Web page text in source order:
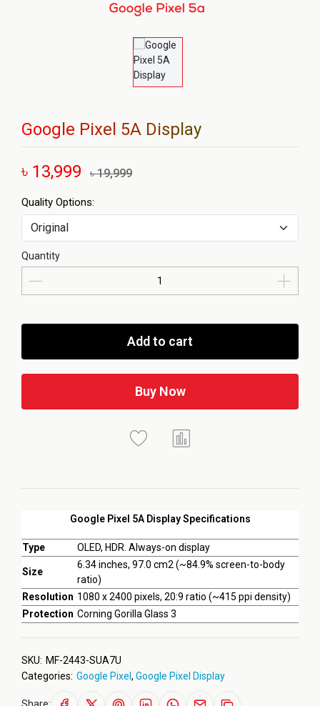
Google Pixel 5A Display
৳ 13,999 ৳ 19,999
Google Pixel 5A Display Specifications
Type OLED, HDR. Always-on display
Size
6.34 inches, 97.0 cm2 (~84.9% screen-to-body
ratio)
Resolution 1080 x 2400 pixels, 20:9 ratio (~415 ppi density)
Protection Corning Gorilla Glass 3
Quality Options:
Quantity
Add to cart
Buy Now
SKU: MF-2443-SUA7U
Categories: Google Pixel , Google Pixel Display
Share: